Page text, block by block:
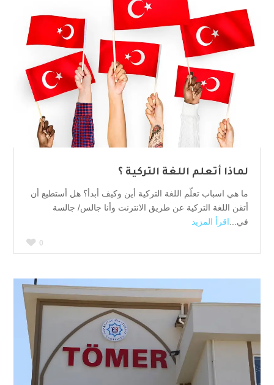
لماذا أتعلم اللغة التركية ؟
ما هي اسباب تعلّم اللغة التركية أين وكيف أبدأ؟ هل أستطيع أن
أتقن اللغة التركية عن طريق الانترنت وأنا جالس/ جالسة
في... اقرأ المزيد
0